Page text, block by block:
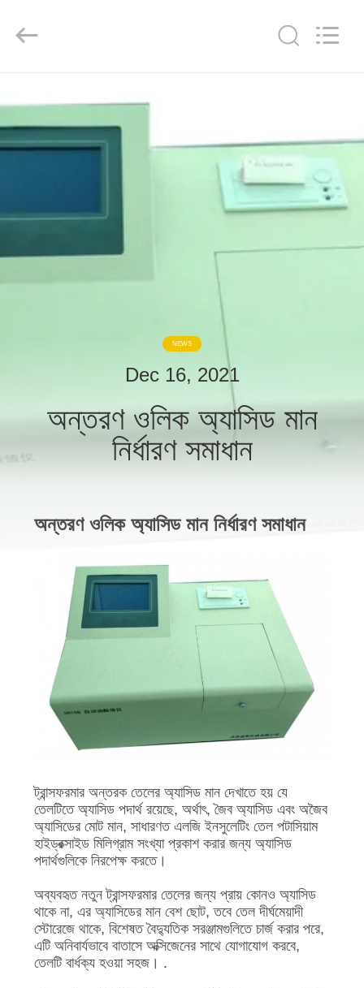
পণ্য
সম্পর্কে
যোগাযোগ
করুন
জন্য
PRIVACY
POLICY
instrument
co.,ltd.
NEWS
Dec 16, 2021
অন্তরণ ওলিক অ্যাসিড মান
নির্ধারণ সমাধান
অন্তরণ ওলিক অ্যাসিড মান নির্ধারণ সমাধান
ট্রান্সফরমার অন্তরক তেলের অ্যাসিড মান দেখাতে হয় যে
তেলটিতে অ্যাসিড পদার্থ রয়েছে, অর্থাৎ, জৈব অ্যাসিড এবং অজৈব
অ্যাসিডের মোট মান, সাধারণত এলজি ইনসুলেটিং তেল পটাসিয়াম
হাইড্রক্সাইড মিলিগ্রাম সংখ্যা প্রকাশ করার জন্য অ্যাসিড
পদার্থগুলিকে নিরপেক্ষ করতে।
অব্যবহৃত নতুন ট্রান্সফরমার তেলের জন্য প্রায় কোনও অ্যাসিড
থাকে না, এর অ্যাসিডের মান বেশ ছোট, তবে তেল দীর্ঘমেয়াদী
স্টোরেজে থাকে, বিশেষত বৈদ্যুতিক সরঞ্জামগুলিতে চার্জ করার পরে,
এটি অনিবার্যভাবে বাতাসে অক্সিজেনের সাথে যোগাযোগ করবে,
তেলটি বার্ধক্য হওয়া সহজ। .